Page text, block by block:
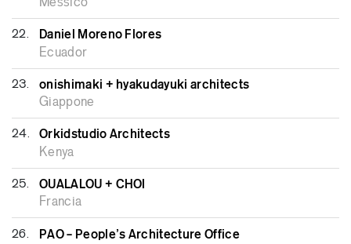
22. Daniel Moreno Flores
Ecuador
23. onishimaki + hyakudayuki architects
Giappone
24. Orkidstudio Architects
Kenya
25. OUALALOU + CHOI
Francia
26. PAO – People’s Architecture Office